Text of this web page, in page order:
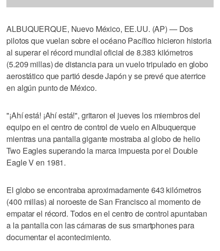
ALBUQUERQUE, Nuevo México, EE.UU. (AP) — Dos
pilotos que vuelan sobre el océano Pacífico hicieron historia
al superar el récord mundial oficial de 8.383 kilómetros
(5.209 millas) de distancia para un vuelo tripulado en globo
aerostático que partió desde Japón y se prevé que aterrice
en algún punto de México.
"¡Ahí está! ¡Ahí está!", gritaron el jueves los miembros del
equipo en el centro de control de vuelo en Albuquerque
mientras una pantalla gigante mostraba al globo de helio
Two Eagles superando la marca impuesta por el Double
Eagle V en 1981.
El globo se encontraba aproximadamente 643 kilómetros
(400 millas) al noroeste de San Francisco al momento de
empatar el récord. Todos en el centro de control apuntaban
a la pantalla con las cámaras de sus smartphones para
documentar el acontecimiento.